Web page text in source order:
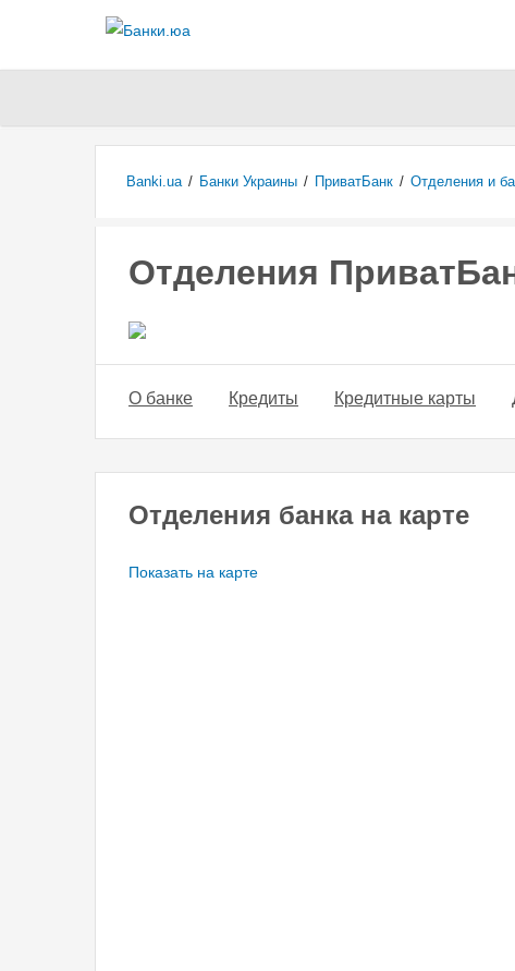
Banki.ua / Банки Украины / ПриватБанк / Отделения и
Отделения
О банке Кредиты Кредитные карты
Отделения банка на карте
Показать на карте